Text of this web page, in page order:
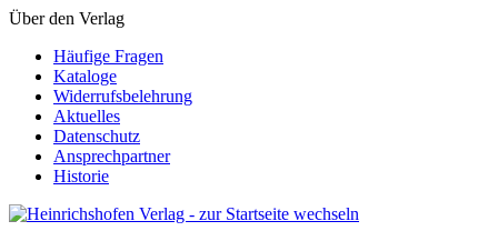
Über den Verlag
Häufige Fragen
Kataloge
Widerrufsbelehrung
Aktuelles
Datenschutz
Ansprechpartner
Historie